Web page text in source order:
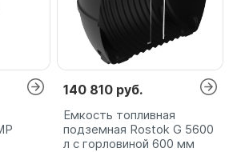
140 810 руб.
Емкость топливная
подземная Rostok G 5600
л с горловиной 600 мм